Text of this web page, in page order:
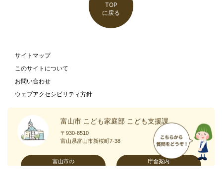
TOP
に戻る
サイトマップ
このサイトについて
お問い合わせ
ウェブアクセシビリティ方針
富山市 こども家庭部 こども支援課
〒930-8510
富山県富山市新桜町7-38
富山市の
庁舎案内